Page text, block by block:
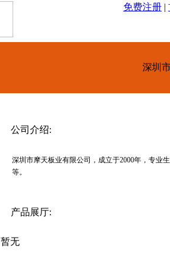
免费注册 |
深圳
公司介绍:
深圳市摩天板业有限公司，成立于2000年，专业
等。
产品展厅:
暂无